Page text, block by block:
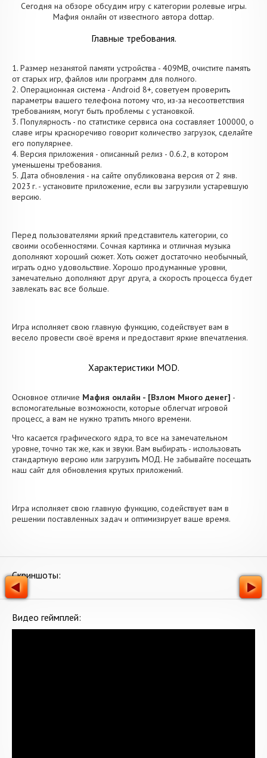
Сегодня на обзоре обсудим игру с категории ролевые игры.
Мафия онлайн от известного автора dottap.
Главные требования.
1. Размер незанятой памяти устройства - 409MB, очистите память
от старых игр, файлов или программ для полного.
2. Операционная система - Android 8+, советуем проверить
параметры вашего телефона потому что, из-за несоответствия
требованиям, могут быть проблемы с установкой.
3. Популярность - по статистике сервиса она составляет 100000, о
cлаве игры красноречиво говорит количество загрузок, сделайте
его популярнее.
4. Версия приложения - описанный релиз - 0.6.2, в котором
уменьшены требования.
5. Дата обновления - на сайте опубликована версия от 2 янв.
2023 г. - установите приложение, если вы загрузили устаревшую
версию.
Перед пользователями яркий представитель категории, со
своими особенностями. Сочная картинка и отличная музыка
дополняют хороший сюжет. Хоть сюжет достаточно необычный,
играть одно удовольствие. Хорошо продуманные уровни,
замечательно дополняют друг друга, а скорость процесса будет
завлекать вас все больше.
Игра исполняет свою главную функцию, содействует вам в
весело провести своё время и предоставит яркие впечатления.
Характеристики MOD.
Основное отличие Мафия онлайн - [Взлом Много денег] -
вспомогательные возможности, которые облегчат игровой
процесс, а вам не нужно тратить много времени.
Что касается графического ядра, то все на замечательном
уровне, точно так же, как и звуки. Вам выбирать - использовать
стандартную версию или загрузить МОД. Не забывайте посещать
наш сайт для обновления крутых приложений.
Игра исполняет свою главную функцию, содействует вам в
решении поставленных задач и оптимизирует ваше время.
Скриншоты:
Видео геймплей: